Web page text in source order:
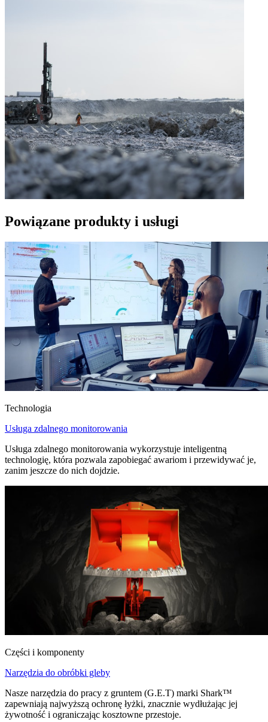
Powiązane produkty i usługi
Technologia
Usługa zdalnego monitorowania
Usługa zdalnego monitorowania wykorzystuje inteligentną
technologię, która pozwala zapobiegać awariom i przewidywać je,
zanim jeszcze do nich dojdzie.
Części i komponenty
Narzędzia do obróbki gleby
Nasze narzędzia do pracy z gruntem (G.E.T) marki Shark™
zapewniają najwyższą ochronę łyżki, znacznie wydłużając jej
żywotność i ograniczając kosztowne przestoje.